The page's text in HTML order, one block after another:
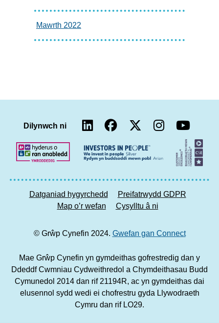
Mawrth 2022
Dilynwch ni LinkedIn
Facebook
Twitter
Datganiad hygyrchedd
Preifatrwydd GDPR
Map o’r wefan
Cysylltu â ni
© Grŵp Cynefin 2024. Gwefan gan Connect
Mae Grŵp Cynefin yn gymdeithas gofrestredig dan y
Ddeddf Cwmniau Cydweithredol a Chymdeithasau Budd
Cymunedol 2014 dan rif 21194R, ac yn gymdeithas dai
elusennol sydd wedi ei chofrestru gyda Llywodraeth
Cymru dan rif LO29.